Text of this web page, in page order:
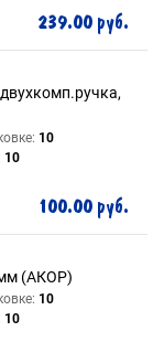
239.00 руб.
10
10
100.00 руб.
(АКОР)
10
10